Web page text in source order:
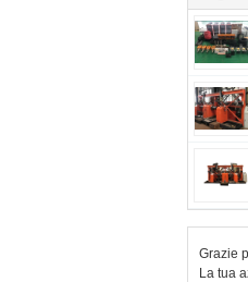
Grazie
La tua